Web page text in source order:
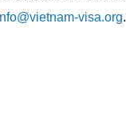
visa.org